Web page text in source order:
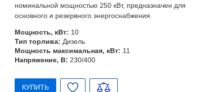
номинальной мощностью 250 кВт, предназначен для
основного и резервного энергоснабжения.
Мощность, кВт: 10
Тип торлива: Дизель
Мощность максимальная, кВт: 11
Напряжение, В: 230/400
КУПИТЬ